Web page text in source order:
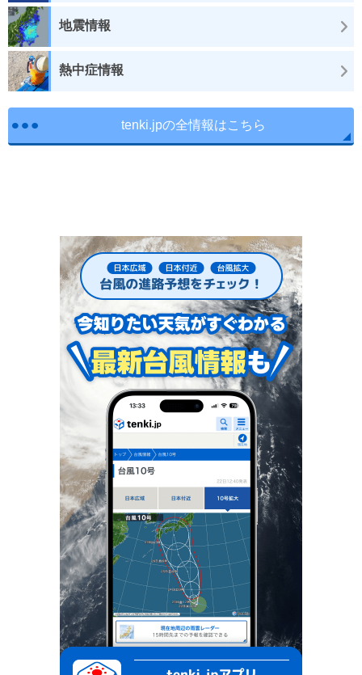
地震情報
熱中症情報
tenki.jpの全情報はこちら